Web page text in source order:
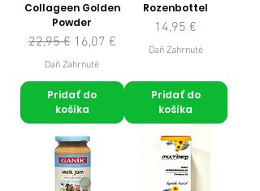
Collageen Golden
Powder
Normálna cena
22,95 € Zľavnená cena
16,07 €
Daň Zahrnuté
Pridať do
košíka
Rozenbottel
Cena
14,95 €
Daň Zahrnuté
Pridať do
košíka